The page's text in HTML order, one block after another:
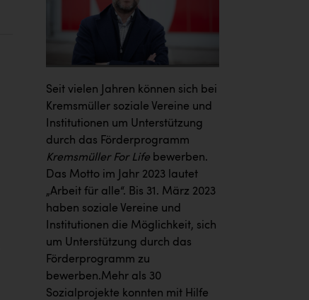
Seit vielen Jahren können sich bei
Kremsmüller soziale Vereine und
Institutionen um Unterstützung
durch das Förderprogramm
Kremsmüller For Lifebewerben.
Das Motto im Jahr 2023 lautet
„Arbeit für alle“. Bis 31. März 2023
haben soziale Vereine und
Institutionen die Möglichkeit, sich
um Unterstützung durch das
Förderprogramm zu
bewerben.Mehr als 30
Sozialprojekte konnten mit Hilfe